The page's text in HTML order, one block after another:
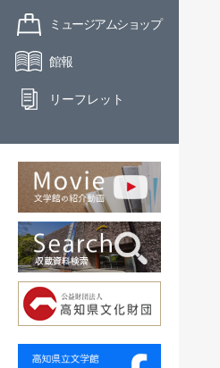
ミュージアムショップ
館報
リーフレット